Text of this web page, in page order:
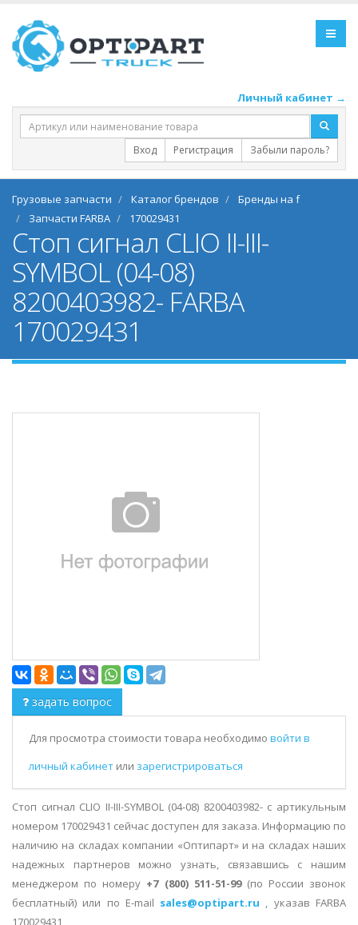
Личный кабинет →
Вход Регистрация Забыли пароль?
Грузовые запчасти Каталог брендов
Бренды на f
Запчасти FARBA
170029431
Стоп сигнал CLIO II-III-
SYMBOL (04-08)
8200403982- FARBA
170029431
задать вопрос
Для просмотра стоимости товара необходимо войти в
личный кабинет или зарегистрироваться
Стоп сигнал CLIO II-III-SYMBOL (04-08) 8200403982- с артикульным
номером 170029431 сейчас доступен для заказа. Информацию по
наличию на складах компании «Оптипарт» и на складах наших
надежных партнеров можно узнать, связавшись с нашим
менеджером по номеру +7 (800) 511-51-99(по России звонок
бесплатный) или по E-mail sales@optipart.ru , указав FARBA